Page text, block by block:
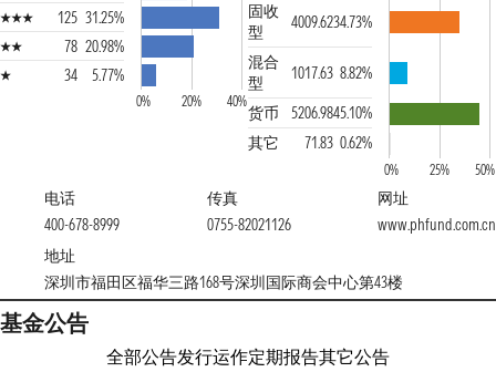
125 31.25%
78 20.98%
34
5.77%
0% 20% 40%
固收
型
4009.6234.73%
混合
型
1017.63 8.82%
货币
5206.9845.10%
其它
71.83 0.62%
0% 25% 50%
电话
400-678-8999
传真
0755-82021126
网址
www.phfund.com.cn
地址
深圳市福田区福华三路168号深圳国际商会中心第43楼
基金公告
全部公告发行运作定期报告其它公告